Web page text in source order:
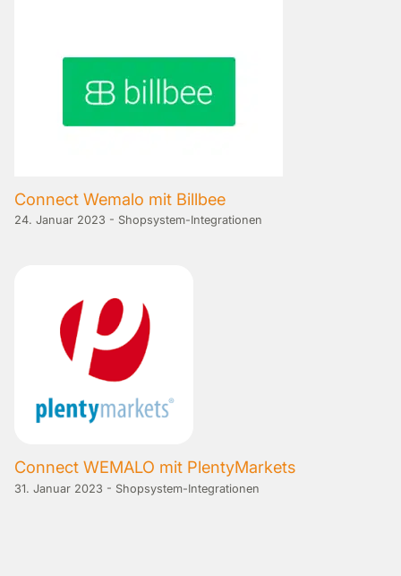
Connect Wemalo mit Billbee
24. Januar 2023 - Shopsystem-Integrationen
Connect WEMALO mit PlentyMarkets
31. Januar 2023 - Shopsystem-Integrationen